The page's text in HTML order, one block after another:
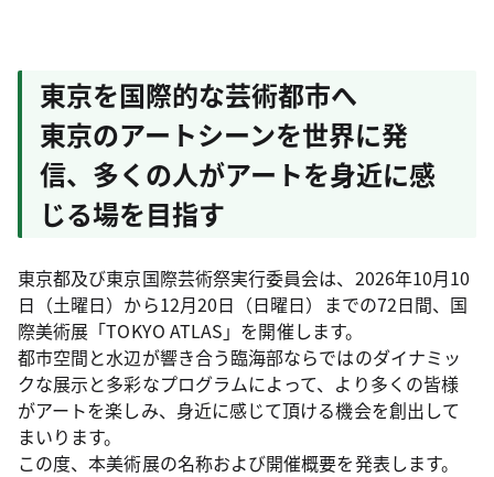
東京を国際的な芸術都市へ
東京のアートシーンを世界に発
信、多くの人がアートを身近に感
じる場を目指す
東京都及び東京国際芸術祭実行委員会は、2026年10月10
日（土曜日）から12月20日（日曜日）までの72日間、国
際美術展「TOKYO ATLAS」を開催します。
都市空間と水辺が響き合う臨海部ならではのダイナミッ
クな展示と多彩なプログラムによって、より多くの皆様
がアートを楽しみ、身近に感じて頂ける機会を創出して
まいります。
この度、本美術展の名称および開催概要を発表します。